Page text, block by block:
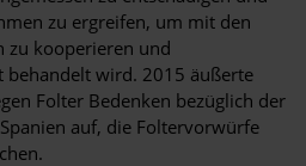
zu ergreifen, um mit den
zu kooperieren und
behandelt wird. 2015 äußerte
Folter Bedenken bezüglich der
auf, die Foltervorwürfe